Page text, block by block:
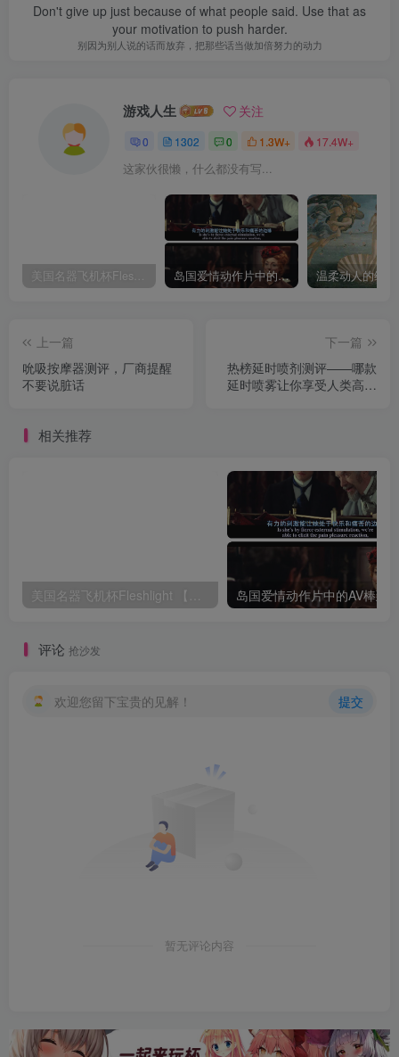
Don't give up just because of what people said. Use that as
your motivation to push harder.
别因为别人说的话而放弃，把那些话当做加倍努力的动力
游戏人生 关注
0 1302 0 1.3W+ 17.4W+
这家伙很懒，什么都没有写...
美国名器飞机杯Fleshlight 【Quickshot-Vantage 双头飞机杯】完全评测 岛国爱情动作片中的AV棒到底有多猛？成人用品震动棒的发展史！
上一篇
吮吸按摩器测评，厂商提醒
不要说脏话
下一篇
热榜延时喷剂测评——哪款
延时喷雾让你享受人类高质
相关推荐
美国名器飞机杯Fleshlight 【Quickshot-Vantage 双头飞机杯】完全评测
评论 抢沙发
欢迎您留下宝贵的见解！ 提交
暂无评论内容